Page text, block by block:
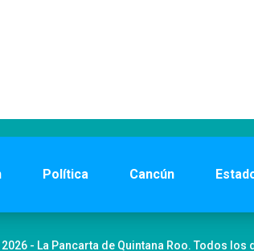
Política Cancún
- La Pancarta de Quintana Roo. Todos